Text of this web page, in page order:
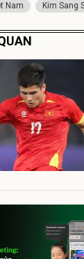
Nam Kim Sang